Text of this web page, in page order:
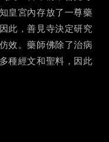
皇宮內存放了一尊藥
此，善見寺決定研究
效。藥師佛除了治病
種經文和聖料，因此